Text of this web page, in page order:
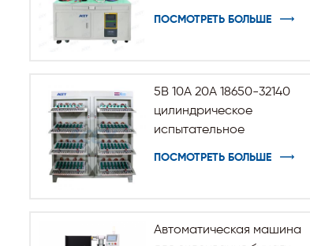
ПОСМОТРЕТЬ БОЛЬШЕ
5В 10А 20А 18650-32140
цилиндрическое
испытательное
ПОСМОТРЕТЬ БОЛЬШЕ
Автоматическая машина